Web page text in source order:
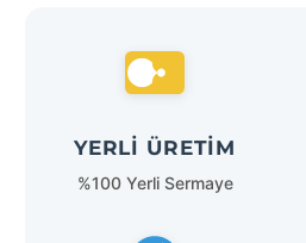
YERLI ÜRETIM
%100 Yerli Sermaye